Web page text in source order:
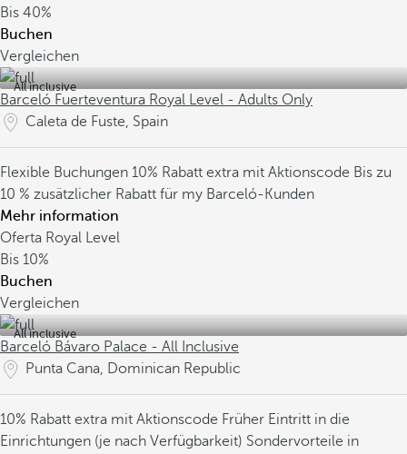
Bis 40%
Buchen
Vergleichen
All inclusive
Barceló Fuerteventura Royal Level - Adults Only
Caleta de Fuste, Spain
Flexible Buchungen 10% Rabatt extra mit Aktionscode Bis zu
10 % zusätzlicher Rabatt für my Barceló-Kunden
Mehr information
Oferta Royal Level
Bis 10%
Buchen
Vergleichen
All inclusive
Barceló Bávaro Palace - All Inclusive
Punta Cana, Dominican Republic
10% Rabatt extra mit Aktionscode Früher Eintritt in die
Einrichtungen (je nach Verfügbarkeit) Sondervorteile in